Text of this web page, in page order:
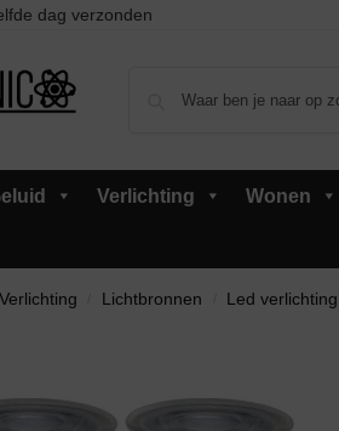
dag verzonden
Verlichting Wonen
Verlichting Lichtbronnen Led verlichting